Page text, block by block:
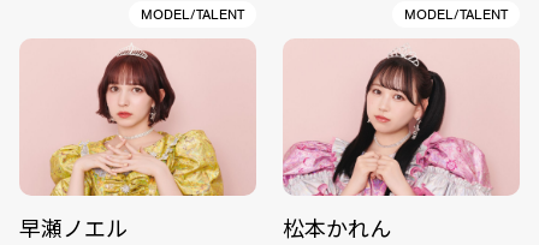
MODEL/TALENT
早瀬ノエル
MODEL/TALENT
松本かれん